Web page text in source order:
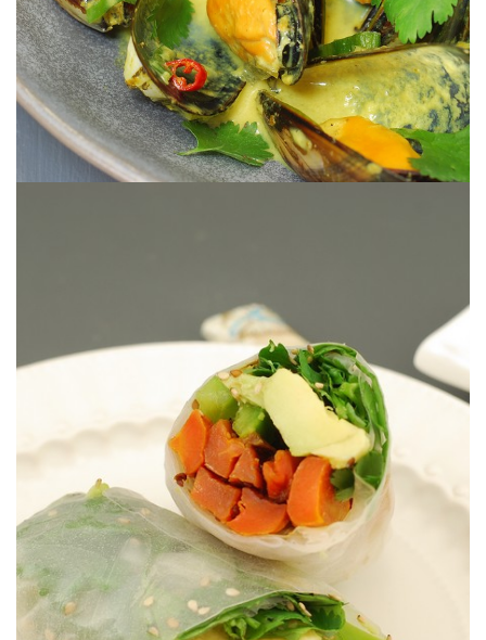
ROULEAUX DE PRINTEMPS AUX
CAROTTES RÔTIES
D’originaux rouleaux de printemps associant légmes crus et cuits.